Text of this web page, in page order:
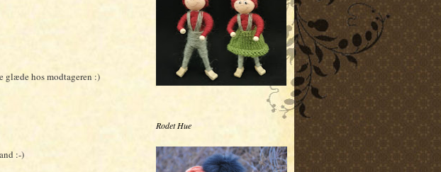
glæde hos modtageren :)
:-)
Rodet Hue